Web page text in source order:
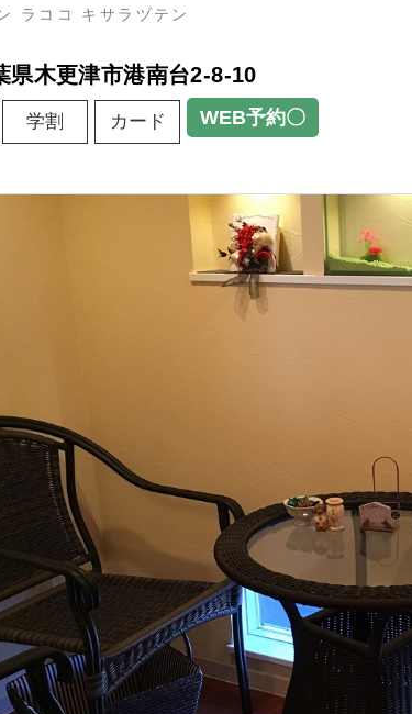
ラココ キサラヅテン
県木更津市港南台2-8-10
学割 カード WEB予約〇